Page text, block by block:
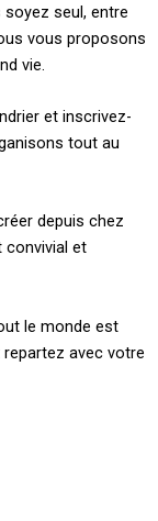
seul, entre
vous proposons
vie.
et inscrivez-
tout au
depuis chez
convivial et
le monde est
avec votre